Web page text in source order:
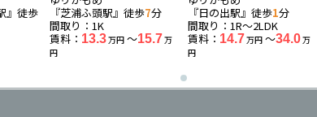
』徒歩
『芝浦ふ頭駅』徒歩7分
間取り：1K
賃料： 13.3万円 〜15.7万
円
『日の出駅』徒歩1分
間取り：1R〜2LDK
賃料： 14.7万円 〜34.0万
円